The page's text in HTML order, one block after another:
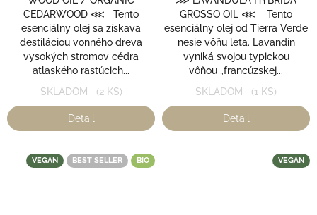
CEDARWOOD ⋘ Tento
esenciálny olej sa získava
destiláciou vonného dreva
vysokých stromov cédra
atlaského rastúcich...
SKLADOM (2 KS)
Detail
5
hviezdičiek.
GROSSO OIL ⋘ Tento
esenciálny olej od Tierra Verde
nesie vôňu leta. Lavandin
vyniká svojou typickou
vôňou „francúzskej...
SKLADOM (1 KS)
Detail
VEGAN BEST SELLER BIO VEGAN